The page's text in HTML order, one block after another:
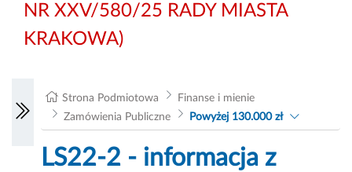
NR XXV/580/25 RADY MIASTA
KRAKOWA)
Strona Podmiotowa
Finanse i mienie
Zamówienia Publiczne
Powyżej 130.000 zł
LS22-2 - informacja z